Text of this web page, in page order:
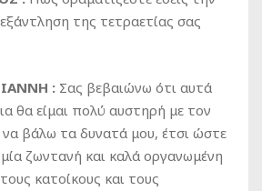
της τετραετίας σας
: Σας βεβαιώνω ότι αυτά
θα είμαι πολύ αυστηρή με τον
βάλω τα δυνατά μου, έτσι ώστε
ζωντανή και καλά οργανωμένη
κατοίκους και τους